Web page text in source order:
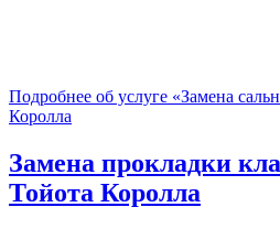
Подробнее об услуге «Замена
Королла
Замена прокладки
Тойота Королла